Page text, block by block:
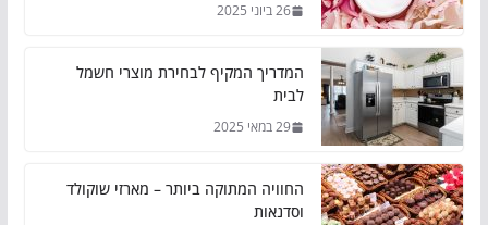
26 ביוני 2025
המדריך המקיף לבחירת מוצרי חשמל
לבית
29 במאי 2025
החוויה המתוקה ביותר – מארזי שוקולד
וסדנאות